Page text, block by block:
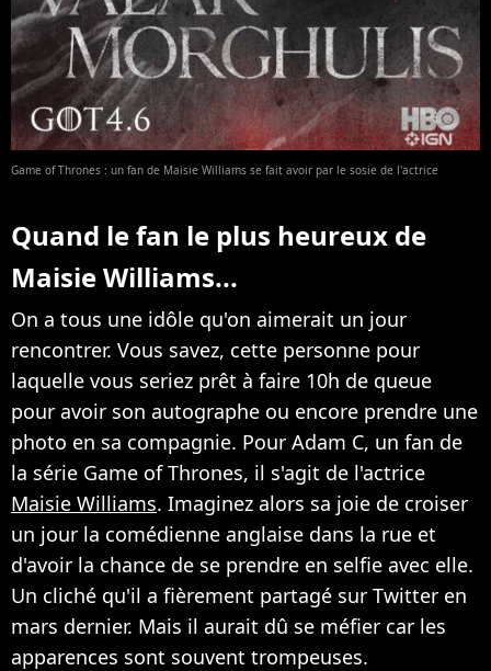
Game of Thrones : un fan de Maisie Williams se fait avoir par le sosie de l'actrice
Quand le fan le plus heureux de
Maisie Williams...
On a tous une idôle qu'on aimerait un jour
rencontrer. Vous savez, cette personne pour
laquelle vous seriez prêt à faire 10h de queue
pour avoir son autographe ou encore prendre une
photo en sa compagnie. Pour Adam C, un fan de
la série Game of Thrones, il s'agit de l'actrice
Maisie Williams. Imaginez alors sa joie de croiser
un jour la comédienne anglaise dans la rue et
d'avoir la chance de se prendre en selfie avec elle.
Un cliché qu'il a fièrement partagé sur Twitter en
mars dernier. Mais il aurait dû se méfier car les
apparences sont souvent trompeuses.